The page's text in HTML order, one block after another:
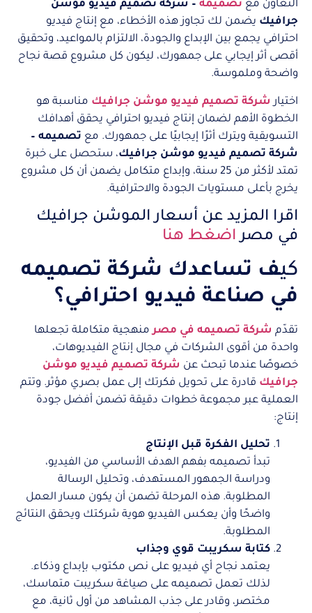
التعاون مع تصميمه – شركة تصميم فيديو موشن
جرافيك يضمن لك تجاوز هذه الأخطاء، مع إنتاج فيديو
احترافي يجمع بين الإبداع والجودة، الالتزام بالمواعيد، وتحقيق
أقصى أثر إيجابي على جمهورك، ليكون كل مشروع قصة نجاح
واضحة وملموسة.
اختيار شركة تصميم فيديو موشن جرافيك مناسبة هو
الخطوة الأهم لضمان إنتاج فيديو احترافي يحقق أهدافك
التسويقية ويترك أثرًا إيجابيًا على جمهورك. مع تصميمه –
شركة تصميم فيديو موشن جرافيك، ستحصل على خبرة
تمتد لأكثر من 25 سنة، وإبداع متكامل يضمن أن كل مشروع
يخرج بأعلى مستويات الجودة والاحترافية.
اقرا المزيد عن أسعار الموشن جرافيك
في مصراضغط هنا
كيف تساعدك شركة تصميمه
في صناعة فيديو احترافي؟
تقدّم شركة تصميمه في مصرمنهجية متكاملة تجعلها
واحدة من أقوى الشركات في مجال إنتاج الفيديوهات،
خصوصًا عندما تبحث عن شركة تصميم فيديو موشن
جرافيك قادرة على تحويل فكرتك إلى عمل بصري مؤثر. وتتم
العملية عبر مجموعة خطوات دقيقة تضمن أفضل جودة
إنتاج:
تحليل الفكرة قبل الإنتاج
تبدأ تصميمه بفهم الهدف الأساسي من الفيديو،
ودراسة الجمهور المستهدف، وتحليل الرسالة
المطلوبة. هذه المرحلة تضمن أن يكون مسار العمل
واضحًا وأن يعكس الفيديو هوية شركتك ويحقق النتائج
المطلوبة.
كتابة سكريبت قوي وجذاب
يعتمد نجاح أي فيديو على نص مكتوب بإبداع وذكاء.
لذلك تعمل تصميمه على صياغة سكريبت متماسك،
مختصر، وقادر على جذب المشاهد من أول ثانية، مع